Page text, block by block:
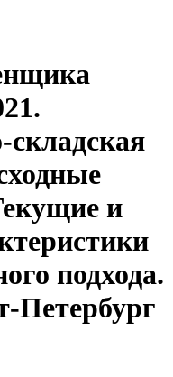
складская
и
подхода.
Петербург